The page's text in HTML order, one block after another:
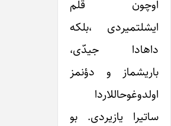
اوچون قلم
ایشلتمیردی ،بلکه
داهادا جیدّی،
باریشماز و دؤنمز
اولدوغوحاللاردا
ساتیرا یازیردی. بو